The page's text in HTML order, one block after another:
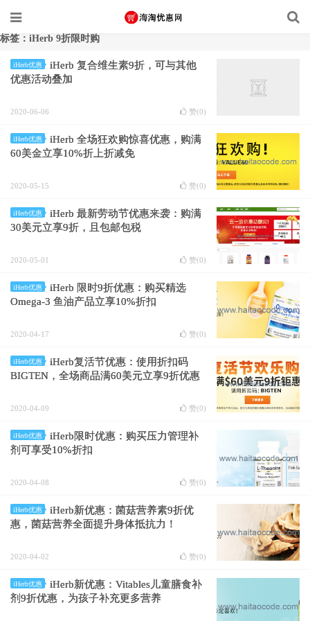
标签：iHerb 9折限时购
iHerb优惠
iHerb 复合维生素9折，可与其他
优惠活动叠加
2020-06-06 赞(0)
iHerb优惠
iHerb 全场狂欢购惊喜优惠，购满
60美金立享10%折上折减免
2020-05-15 赞(0)
iHerb优惠
iHerb 最新劳动节优惠来袭：购满
30美元立享9折，且包邮包税
2020-05-01 赞(0)
iHerb优惠
iHerb 限时9折优惠：购买精选
Omega-3 鱼油产品立享10%折扣
2020-04-17 赞(0)
iHerb优惠
iHerb复活节优惠：使用折扣码
BIGTEN，全场商品满60美元立享9折优惠
2020-04-09 赞(0)
iHerb优惠
iHerb限时优惠：购买压力管理补
剂可享受10%折扣
2020-04-08 赞(0)
iHerb优惠
iHerb新优惠：菌菇营养素9折优
惠，菌菇营养全面提升身体抵抗力！
2020-04-02 赞(0)
iHerb优惠
iHerb新优惠：Vitables儿童膳食补
剂9折优惠，为孩子补充更多营养